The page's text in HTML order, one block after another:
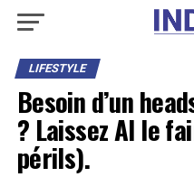
LIFESTYLE
Besoin d’un
? Laissez AI le
périls).